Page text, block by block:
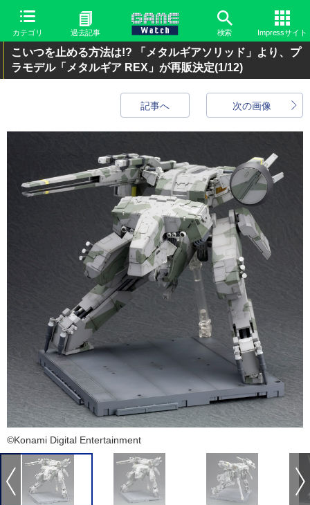
カテゴリ 過去記事 検索 Impressサイト
こいつを止める方法は!? 「メタルギアソリッド」より、プ
ラモデル「メタルギア REX」が再販決定(1/12)
次の画像
記事へ
©Konami Digital Entertainment